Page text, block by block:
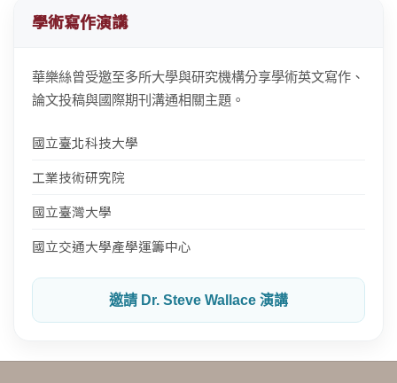
學術寫作演講
華樂絲曾受邀至多所大學與研究機構分享學術英文寫作、
論文投稿與國際期刊溝通相關主題。
國立臺北科技大學
工業技術研究院
國立臺灣大學
國立交通大學產學運籌中心
邀請 Dr. Steve Wallace 演講